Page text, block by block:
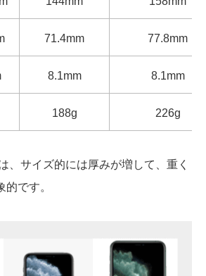
71.4mm 77.8mm
8.1mm 8.1mm
188g 226g
、サイズ的には厚みが増して、重く
です。